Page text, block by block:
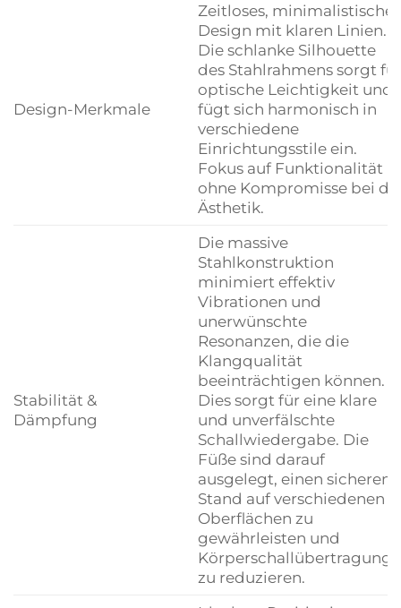
Design-Merkmale
Zeitloses, minimalistisches
Design mit klaren Linien.
Die schlanke Silhouette
des Stahlrahmens sorgt für
optische Leichtigkeit und
fügt sich harmonisch in
verschiedene
Einrichtungsstile ein.
Fokus auf Funktionalität
ohne Kompromisse bei
Ästhetik.
Stabilität &
Dämpfung
Die massive
Stahlkonstruktion
minimiert effektiv
Vibrationen und
unerwünschte
Resonanzen, die die
Klangqualität
beeinträchtigen können.
Dies sorgt für eine klare
und unverfälschte
Schallwiedergabe. Die
Füße sind darauf
ausgelegt, einen sicheren
Stand auf verschiedenen
Oberflächen zu
gewährleisten und
Körperschallübertragung
zu reduzieren.